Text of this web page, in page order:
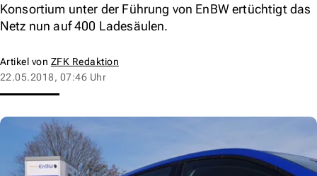
Konsortium unter der Führung von EnBW ertüchtigt das
Netz nun auf 400 Ladesäulen.
Artikel von ZFK Redaktion
22.05.2018, 07:46 Uhr